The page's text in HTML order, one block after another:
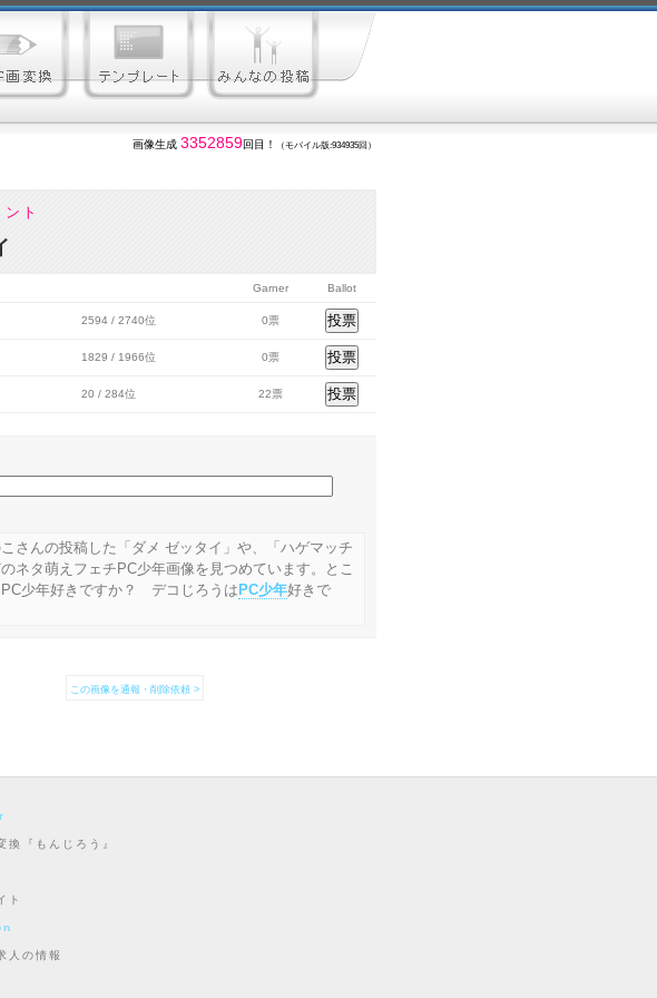
画像生成 3352859回目！ （モバイル版:934935回）
ト
Garner Ballot
2594 / 2740位 0票
1829 / 1966位 0票
20 / 284位 22票
さんの投稿した「ダメ ゼッタイ」や、「ハゲマッチ
ネタ萌えフェチPC少年画像を見つめています。とこ
少年好きですか？ デコじろうは PC少年好きで
この画像を通報・削除依頼 >
換『もんじろう』
ト
人の情報